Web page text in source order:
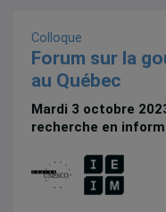
Colloque
Forum sur la
au Québec
Mardi 3 octobre
recherche en